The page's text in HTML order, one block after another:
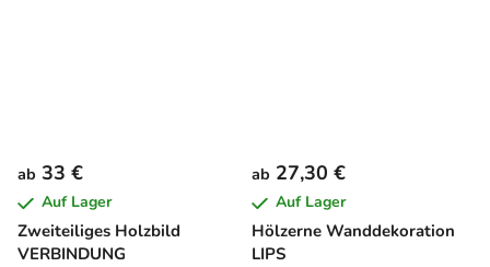
Zweiteiliges Holzbild
VERBINDUNG
ab 33 €
Auf Lager
Hölzerne Wanddekoration
LIPS
ab 27,30 €
Auf Lager